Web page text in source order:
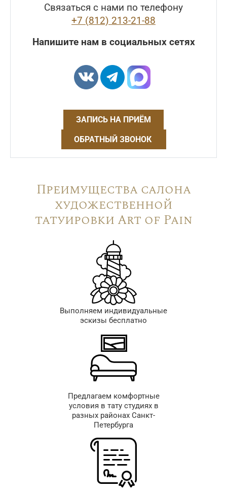
Связаться с нами по телефону
+7 (812) 213-21-88
Напишите нам в социальных сетях
ЗАПИСЬ НА ПРИЁМ
ОБРАТНЫЙ ЗВОНОК
Преимущества салона
художественной
татуировки Art of Pain
Выполняем индивидуальные
эскизы бесплатно
Предлагаем комфортные
условия в тату студиях в
разных районах Санкт-
Петербурга